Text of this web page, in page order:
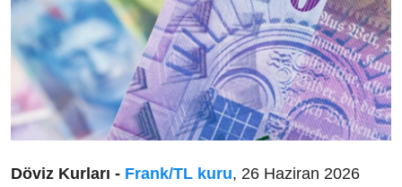
Döviz Kurları - Frank/TL kuru, 26 Haziran 2026